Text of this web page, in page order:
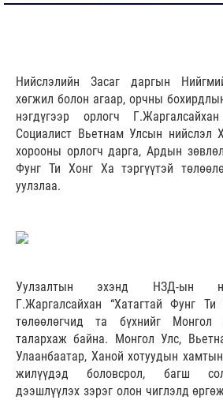
Нийслэлийн Засаг даргын
хөгжил болон агаар, орчны
нэгдүгээр орлогч
Социалист Вьетнам Улсын нийслэл
хорооны орлогч дарга, Ардын
Фунг Ти Хонг Ха тэргүүтэй
уулзлаа.
Уулзалтын эхэнд НЗД-ын
Г.Жаргалсайхан “Хатагтай Фунг
төлөөлөгчид та бүхнийг Монгол
талархаж байна. Монгол Улс,
Улаанбаатар, Ханой хотуудын
жилүүдэд боловсрол, багш
дээшлүүлэх зэрэг олон чиглэлд